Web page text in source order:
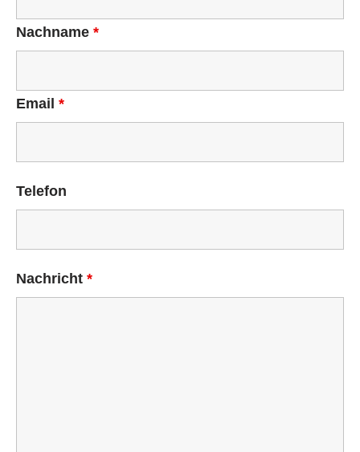
Nachname *
Email *
Telefon
Nachricht *